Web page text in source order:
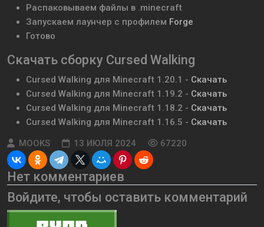
Распаковываем файлы в .minecraft
Запускаем лаунчер с профилем Forge
Готово
Скачать сборку Cursed Walking
Cursed Walking для Minecraft 1.20.1 - Скачать
Cursed Walking для Minecraft 1.19.2 - Скачать
Cursed Walking для Minecraft 1.18.2 - Скачать
Cursed Walking для Minecraft 1.16.5 - Скачать
MOOKS
13 ИЮЛЯ 2024 67220
Нет комментариев
Войдите, чтобы оставить комментарий